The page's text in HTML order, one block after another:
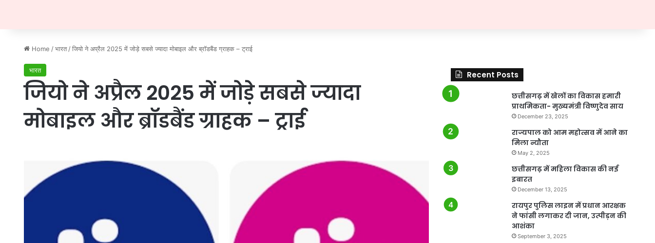
Home / भारत / जियो ने अप्रैल 2025 में जोड़े सबसे ज्यादा मोबाइल और ब्रॉडबैंड ग्राहक – ट्राई
भारत
जियो ने अप्रैल 2025 में जोड़े सबसे ज्यादा
मोबाइल और ब्रॉडबैंड ग्राहक – ट्राई
Recent Posts
छत्तीसगढ़ में खेलों का विकास हमारी
प्राथमिकता- मुख्यमंत्री विष्णुदेव साय
December 23, 2025
राज्यपाल को आम महोत्सव में आने का
मिला न्यौता
May 2, 2025
छत्तीसगढ़ में महिला विकास की नई
इबारत
December 13, 2025
रायपुर पुलिस लाइन में प्रधान आरक्षक
ने फांसी लगाकर दी जान, उत्पीड़न की
आशंका
September 3, 2025